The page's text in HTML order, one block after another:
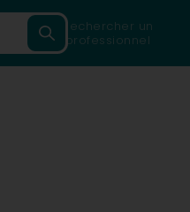
Rechercher un
professionnel